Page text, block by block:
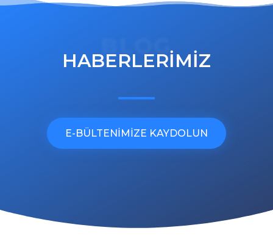
BLOG
HABERLERİMİZ
E-BÜLTENİMİZE KAYDOLUN